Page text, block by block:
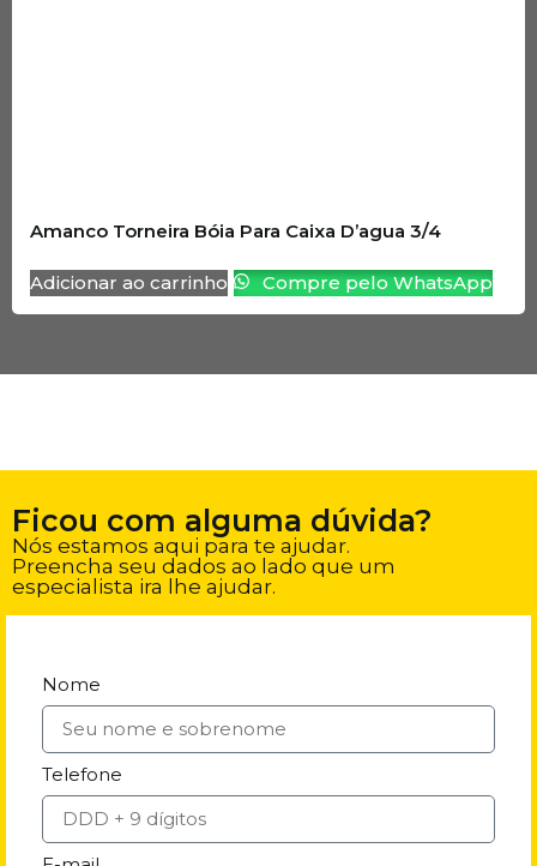
Amanco Torneira Bóia Para Caixa D’agua 3/4
Adicionar ao carrinho Compre pelo WhatsApp
Ficou com alguma dúvida?
Nós estamos aqui para te ajudar.
Preencha seu dados ao lado que um
especialista ira lhe ajudar.
Nome
Telefone